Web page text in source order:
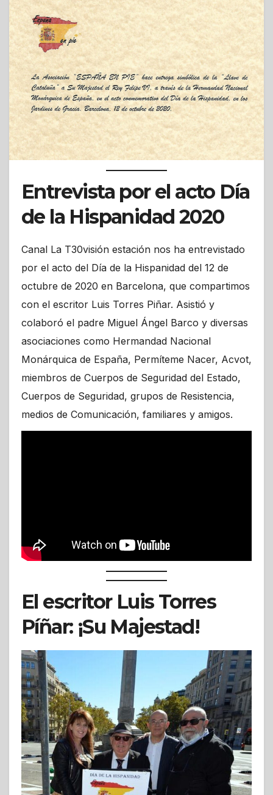
Entrevista por el acto Día
de la Hispanidad 2020
Canal La T30visión estación nos ha entrevistado
por el acto del Día de la Hispanidad del 12 de
octubre de 2020 en Barcelona, que compartimos
con el escritor Luis Torres Piñar. Asistió y
colaboró el padre Miguel Ángel Barco y diversas
asociaciones como Hermandad Nacional
Monárquica de España, Permíteme Nacer, Acvot,
miembros de Cuerpos de Seguridad del Estado,
Cuerpos de Seguridad, grupos de Resistencia,
medios de Comunicación, familiares y amigos.
El escritor Luis Torres
Píñar: ¡Su Majestad!